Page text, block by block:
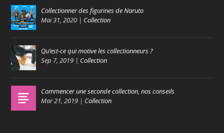
Collectionner des figurines de Naruto
Mai 31, 2020 | Collection
Qu’est-ce qui motive les collectionneurs ?
Sep 7, 2019 | Collection
Commencer une seconde collection, nos conseils
Mar 21, 2019 | Collection